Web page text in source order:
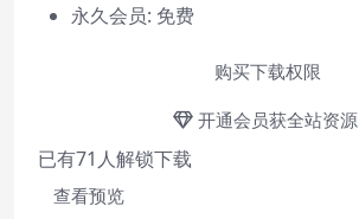
永久会员: 免费
购买下载权限
开通会员获全站资源
已有71 人解锁下载
查看预览